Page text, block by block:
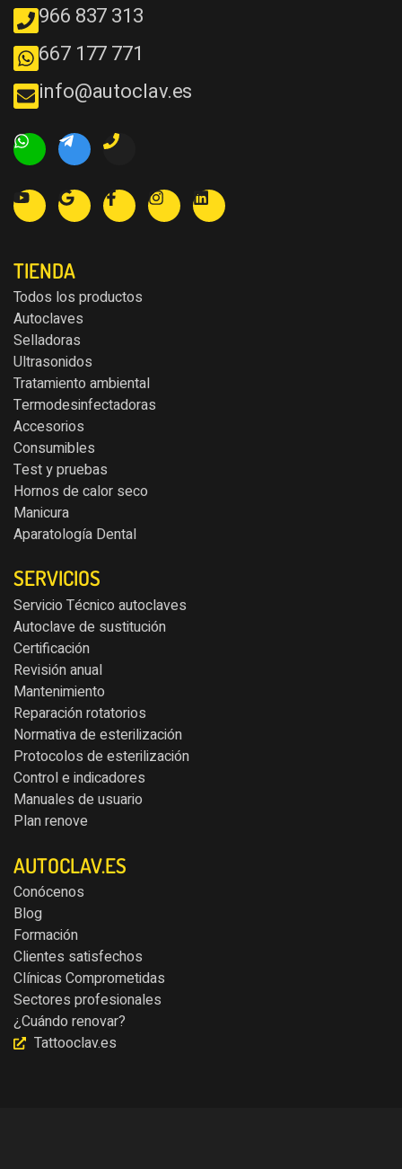
966 837 313
667 177 771
info@autoclav.es
TIENDA
Todos los productos
Autoclaves
Selladoras
Ultrasonidos
Tratamiento ambiental
Termodesinfectadoras
Accesorios
Consumibles
Test y pruebas
Hornos de calor seco
Manicura
Aparatología Dental
SERVICIOS
Servicio Técnico autoclaves
Autoclave de sustitución
Certificación
Revisión anual
Mantenimiento
Reparación rotatorios
Normativa de esterilización
Protocolos de esterilización
Control e indicadores
Manuales de usuario
Plan renove
AUTOCLAV.ES
Conócenos
Blog
Formación
Clientes satisfechos
Clínicas Comprometidas
Sectores profesionales
¿Cuándo renovar?
Tattooclav.es